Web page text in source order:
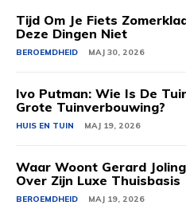
Tijd Om Je Fiets
Deze Dingen Niet
BEROEMDHEID MAJ 30, 2026
Ivo Putman: Wie Is De
Grote Tuinverbouwing?
HUIS EN TUIN MAJ 19, 2026
Waar Woont Gerard
Over Zijn Luxe Thuisbasis
BEROEMDHEID MAJ 19, 2026